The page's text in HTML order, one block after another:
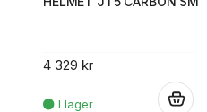
4 329 kr